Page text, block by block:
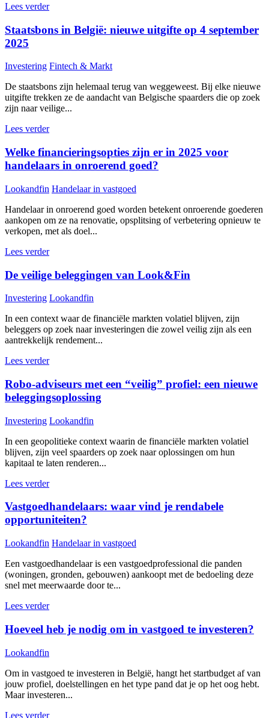
Lees verder
Staatsbons in België: nieuwe uitgifte op 4 september
2025
Investering Fintech & Markt
De staatsbons zijn helemaal terug van weggeweest. Bij elke nieuwe
uitgifte trekken ze de aandacht van Belgische spaarders die op zoek
zijn naar veilige...
Lees verder
Welke financieringsopties zijn er in 2025 voor
handelaars in onroerend goed?
Lookandfin Handelaar in vastgoed
Handelaar in onroerend goed worden betekent onroerende goederen
aankopen om ze na renovatie, opsplitsing of verbetering opnieuw te
verkopen, met als doel...
Lees verder
De veilige beleggingen van Look&Fin
Investering Lookandfin
In een context waar de financiële markten volatiel blijven, zijn
beleggers op zoek naar investeringen die zowel veilig zijn als een
aantrekkelijk rendement...
Lees verder
Robo-adviseurs met een “veilig” profiel: een nieuwe
beleggingsoplossing
Investering Lookandfin
In een geopolitieke context waarin de financiële markten volatiel
blijven, zijn veel spaarders op zoek naar oplossingen om hun
kapitaal te laten renderen...
Lees verder
Vastgoedhandelaars: waar vind je rendabele
opportuniteiten?
Lookandfin Handelaar in vastgoed
Een vastgoedhandelaar is een vastgoedprofessional die panden
(woningen, gronden, gebouwen) aankoopt met de bedoeling deze
snel met meerwaarde door te...
Lees verder
Hoeveel heb je nodig om in vastgoed te investeren?
Lookandfin
Om in vastgoed te investeren in België, hangt het startbudget af van
jouw profiel, doelstellingen en het type pand dat je op het oog hebt.
Maar investeren...
Lees verder